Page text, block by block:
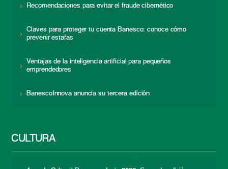
Recomendaciones para evitar el fraude cibernético
Claves para proteger tu cuenta Banesco: conoce cómo
prevenir estafas
Ventajas de la inteligencia artificial para pequeños
emprendedores
BanescoInnova anuncia su tercera edición
CULTURA